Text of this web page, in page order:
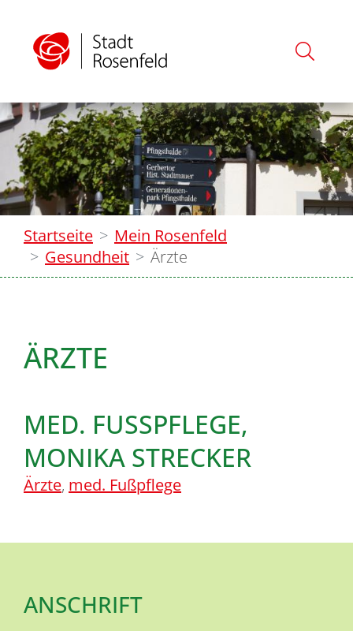
Startseite
Mein Rosenfeld
Gesundheit
Ärzte
ÄRZTE
MED. FUSSPFLEGE, M
ONIKA STRECKER
Ärzte, med. Fußpflege
ANSCHRIFT